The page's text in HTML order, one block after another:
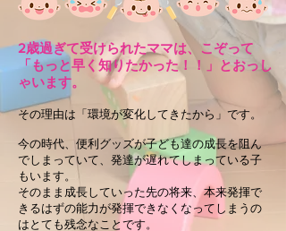
2歳過ぎて受けられたママは、こぞって
「もっと早く知りたかった！！」とおっし
ゃいます。
その理由は「環境が変化してきたから」です。
今の時代、便利グッズが子ども達の成長を阻ん
でしまっていて、発達が遅れてしまっている子
もいます。
そのまま成長していった先の将来、本来発揮で
きるはずの能力が発揮できなくなってしまうの
はとても残念なことです。